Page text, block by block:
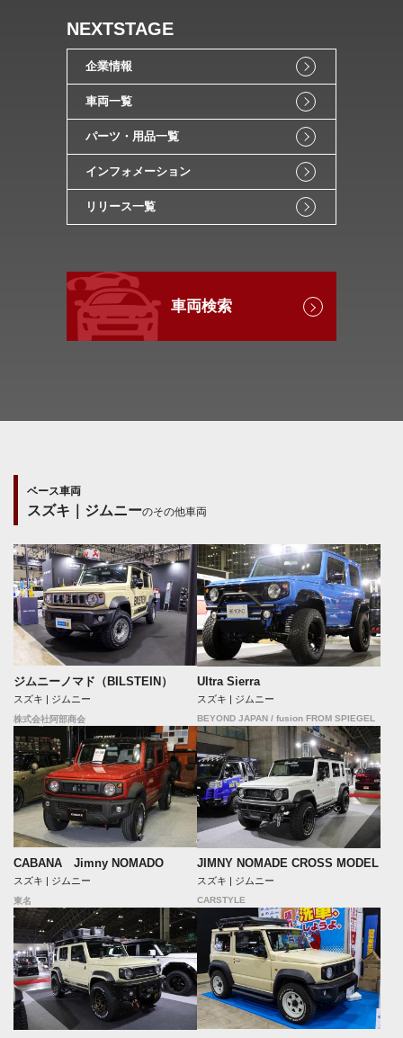
NEXTSTAGE
企業情報
車両一覧
パーツ・用品一覧
インフォメーション
リリース一覧
車両検索
ベース車両
スズキ｜ジムニーのその他車両
ジムニーノマド（BILSTEIN）
スズキ | ジムニー
株式会社阿部商会
Ultra Sierra
スズキ | ジムニー
BEYOND JAPAN / fusion FROM SPIEGEL
CABANA Jimny NOMADO
スズキ | ジムニー
東名
JIMNY NOMADE CROSS MODEL
スズキ | ジムニー
CARSTYLE